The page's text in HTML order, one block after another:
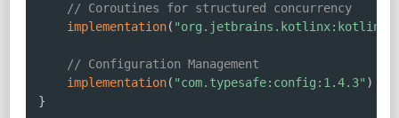
// Coroutines for structured concurrency
implementation( "org.jetbrains.kotlinx:kotlinx-
// Configuration Management
implementation( "com.typesafe:config:1.4.3" )
}